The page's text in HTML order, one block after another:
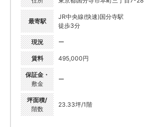
最寄駅
JR中央線(快速)国分寺駅
徒歩3分
現況 ー
賃料 495,000円
保証金・
敷金
ー
坪面積/
階数
23.33坪/1階